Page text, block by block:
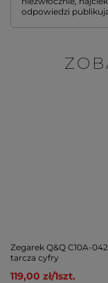
odpowiedzi
Zegarek Q&Q C10A-
tarcza cyfry
119,00 zł/1szt.